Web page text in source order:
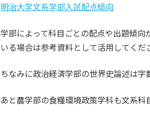
明治大学文系学部入試配点傾向
学部によって科目ごとの配点や出題傾
いる場合は参考資料として活用してくだ
ちなみに政治経済学部の世界史論述は
あと農学部の食糧環境政策学科も文系